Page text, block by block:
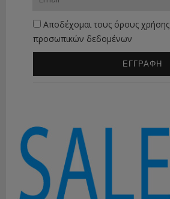
Αποδέχομαι τους όρους χρήσης
προσωπικών δεδομένων
ΕΓΓΡΑΦΗ